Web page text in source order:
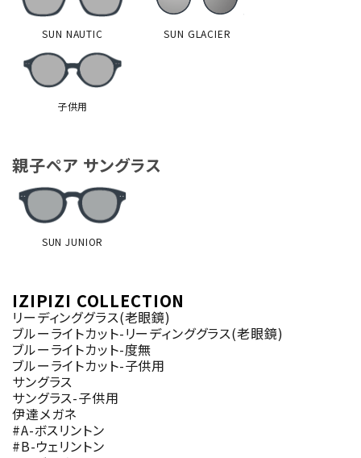
SUN NAUTIC SUN GLACIER
子供用
親子ペア サングラス
SUN JUNIOR
IZIPIZI COLLECTION
リーディンググラス(老眼鏡)
ブルーライトカット-リーディンググラス(老眼鏡)
ブルーライトカット-度無
ブルーライトカット-子供用
サングラス
サングラス-子供用
伊達メガネ
#A-ボスリントン
#B-ウェリントン